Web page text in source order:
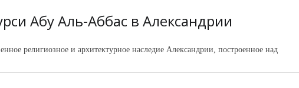
Абу Аль-Аббас в Александрии
религиозное и архитектурное наследие Александрии, построенное над